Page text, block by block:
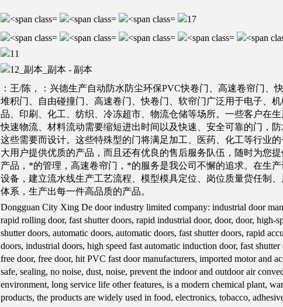
：王/陈，：兴德生产自动防水防尘环保PVC快卷门、高速卷帘门、
堆积门、自由碰撞门、高速卷门、快卷门、软帘门广泛用于电子、
品、印刷、化工、纺织、冷冻超市、物流仓储等场所。一些客户在生
快速物流、材料流动需要缩短进出时间以及快速、安全可靠的门，
这些需要而设计。这些特殊型的门将满足加工、医药、化工等行业
大用户提供优质的产品，而且还有优良的售后服务队伍，随时为您
产品，*的管理，高速卷帘门，*的服务是我公司不懈的追求。在生
设备，建立流水线生产工艺流程、模型模具定位、岗位质量赀任制
体系，生产出每一件高品质的产品。
Dongguan City Xing De door industry limited company: industrial door
rapid rolling door, fast shutter doors, rapid industrial door, door, door, high-
shutter doors, automatic doors, automatic doors, fast shutter doors, rapid
doors, industrial doors, high speed fast automatic induction door, fast
free door, free door, hit PVC fast door manufacturers, imported motor and
safe, sealing, no noise, dust, noise, prevent the indoor and outdoor air
environment, long service life other features, is a modern chemical plant,
products, the products are widely used in food, electronics, tobacco,